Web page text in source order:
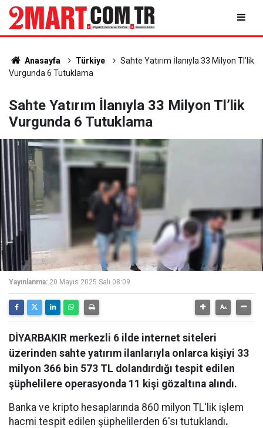
Anasayfa Türkiye
Sahte Yatırım İlanıyla 33 Milyon Tl’lik
Vurgunda 6 Tutuklama
Sahte Yatırım İlanıyla 33 Milyon Tl’lik
Vurgunda 6 Tutuklama
Yayınlanma: 20 Mayıs 2025 Salı 08:09
DİYARBAKIR merkezli 6 ilde internet siteleri
üzerinden sahte yatırım ilanlarıyla onlarca kişiyi 33
milyon 366 bin 573 TL dolandırdığı tespit edilen
şüphelilere operasyonda 11 kişi gözaltına alındı.
Banka ve kripto hesaplarında 860 milyon TL'lik işlem
hacmi tespit edilen şüphelilerden 6'sı tutuklandı.